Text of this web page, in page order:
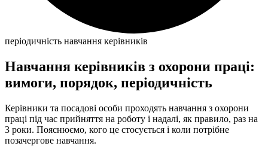
періодичність навчання керівників
Навчання керівників з охорони праці:
вимоги, порядок, періодичність
Керівники та посадові особи проходять навчання з охорони
праці під час прийняття на роботу і надалі, як правило, раз на
3 роки. Пояснюємо, кого це стосується і коли потрібне
позачергове навчання.